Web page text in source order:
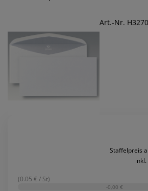
Art.-Nr.
Staffelpreis
(0.05 € / St)
-0,00 €